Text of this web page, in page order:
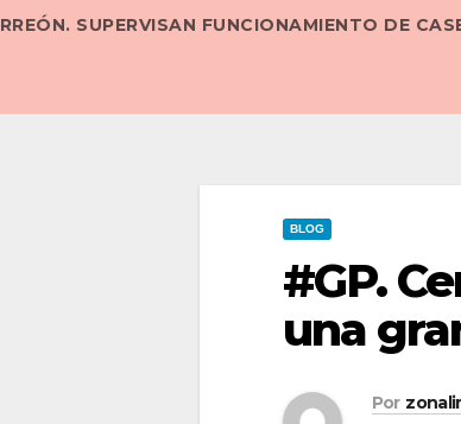
SUPERVISAN FUNCIONAMIENTO DE
BLOG
#GP.
una
Por